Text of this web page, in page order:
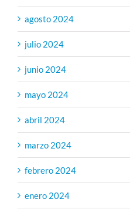
agosto 2024
julio 2024
junio 2024
mayo 2024
abril 2024
marzo 2024
febrero 2024
enero 2024